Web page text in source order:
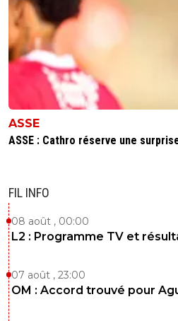
ASSE
ASSE : Cathro réserve une
FIL INFO
08 août , 00:00
L2 : Programme TV et
07 août , 23:00
OM : Accord trouvé pour